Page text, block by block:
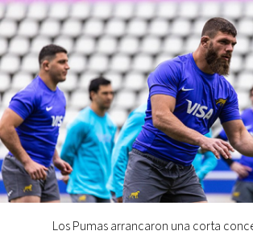
Los Pumas arrancaron una corta